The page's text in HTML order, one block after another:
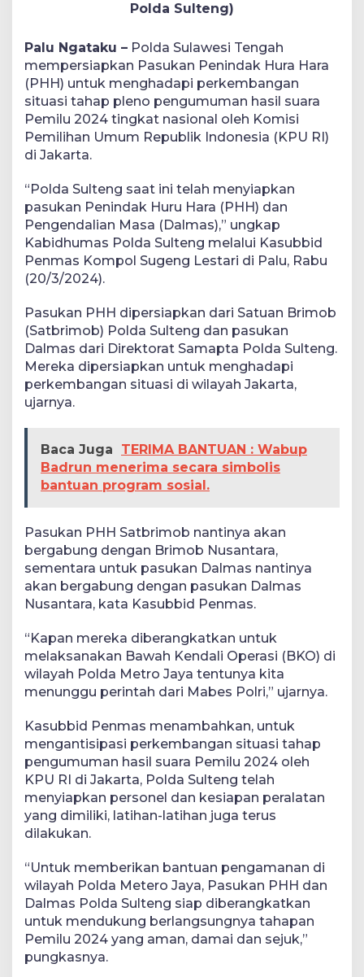
Polda Sulteng)
Palu Ngataku – Polda Sulawesi Tengah
mempersiapkan Pasukan Penindak Hura Hara
(PHH) untuk menghadapi perkembangan
situasi tahap pleno pengumuman hasil suara
Pemilu 2024 tingkat nasional oleh Komisi
Pemilihan Umum Republik Indonesia (KPU RI)
di Jakarta.
“Polda Sulteng saat ini telah menyiapkan
pasukan Penindak Huru Hara (PHH) dan
Pengendalian Masa (Dalmas),” ungkap
Kabidhumas Polda Sulteng melalui Kasubbid
Penmas Kompol Sugeng Lestari di Palu, Rabu
(20/3/2024).
Pasukan PHH dipersiapkan dari Satuan Brimob
(Satbrimob) Polda Sulteng dan pasukan
Dalmas dari Direktorat Samapta Polda Sulteng.
Mereka dipersiapkan untuk menghadapi
perkembangan situasi di wilayah Jakarta,
ujarnya.
Baca Juga
TERIMA BANTUAN : Wabup
Badrun menerima secara simbolis
bantuan program sosial.
Pasukan PHH Satbrimob nantinya akan
bergabung dengan Brimob Nusantara,
sementara untuk pasukan Dalmas nantinya
akan bergabung dengan pasukan Dalmas
Nusantara, kata Kasubbid Penmas.
“Kapan mereka diberangkatkan untuk
melaksanakan Bawah Kendali Operasi (BKO) di
wilayah Polda Metro Jaya tentunya kita
menunggu perintah dari Mabes Polri,” ujarnya.
Kasubbid Penmas menambahkan, untuk
mengantisipasi perkembangan situasi tahap
pengumuman hasil suara Pemilu 2024 oleh
KPU RI di Jakarta, Polda Sulteng telah
menyiapkan personel dan kesiapan peralatan
yang dimiliki, latihan-latihan juga terus
dilakukan.
“Untuk memberikan bantuan pengamanan di
wilayah Polda Metero Jaya, Pasukan PHH dan
Dalmas Polda Sulteng siap diberangkatkan
untuk mendukung berlangsungnya tahapan
Pemilu 2024 yang aman, damai dan sejuk,”
pungkasnya.